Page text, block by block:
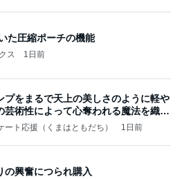
会場
記事を読む
を報告したのが間違い
ス 9時間前